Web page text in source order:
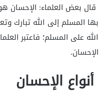
قال بعض العلماء: الإحسان
بها المسلم إلى الله تبارك
الله على المسلم؛ فاعتبر
الإحسان.
أنواع الإحسان